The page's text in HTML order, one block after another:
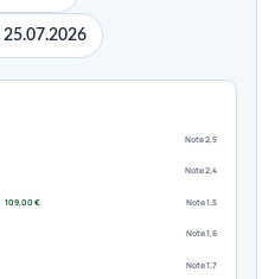
25.07.2026
Note 2,5
Note 2,4
109,00 €
Note 1,5
Note 1,6
Note 1,7